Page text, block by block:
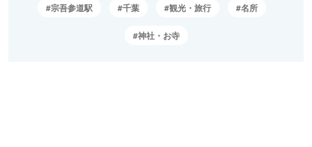
宗吾参道駅 千葉 観光・旅行 名所
神社・お寺